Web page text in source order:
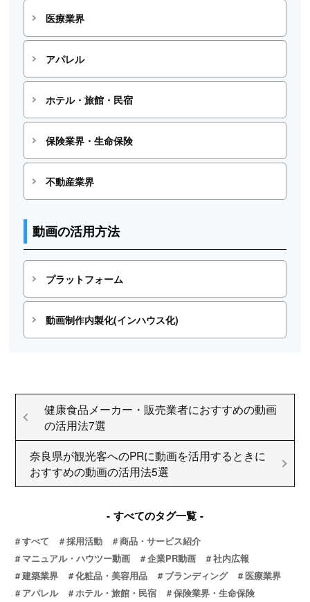
医療業界
アパレル
ホテル・旅館・民宿
保険業界・生命保険
不動産業界
動画の活用方法
プラットフォーム
動画制作内製化(インハウス化)
健康食品メーカー・販売業者におすすめの動画
の活用法7選
奈良県が観光客へのPRに動画を活用するときに
おすすめの動画の活用法5選
すべてのタグ一覧
すべて 採用活動
商品・サービス紹介
マニュアル・ハウツー動画
企業PR動画
社内広報
建築業界
化粧品・美容用品 ブランディング
医療業界
アパレル
ホテル・旅館・民宿
保険業界・生命保険